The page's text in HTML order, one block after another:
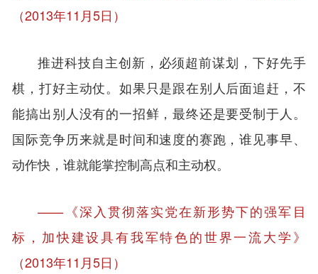
（2013年11月5日）
推进科技自主创新，必须超前谋划，下好先手
棋，打好主动仗。如果只是跟在别人后面追赶，不
能搞出别人没有的一招鲜，最终还是要受制于人。
国际竞争历来就是时间和速度的赛跑，谁见事早、
动作快，谁就能掌控制高点和主动权。
——《深入贯彻落实党在新形势下的强军目
标，加快建设具有我军特色的世界一流大学》
（2013年11月5日）